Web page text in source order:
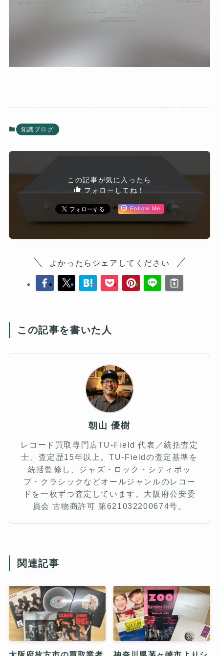
知識ブログ
この記事が気に入ったら
フォローしてね！
Follow Me
よかったらシェアしてください
この記事を書いた人
朝山 優樹
レコード買取専門店TU-Field 代表／統括査定
士。査定歴15年以上。TU-Fieldの査定基準を
統括監修し、ジャズ・ロック・シティポッ
プ・クラシックなどオールジャンルのレコー
ドを一枚ずつ査定しています。大阪府公安委
員会 古物商許可 第621032200674号。
関連記事